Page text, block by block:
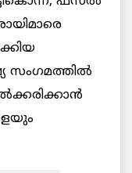
സംഗമത്തില്‍